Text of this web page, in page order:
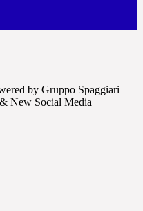
by Gruppo Spaggiari
New Social Media